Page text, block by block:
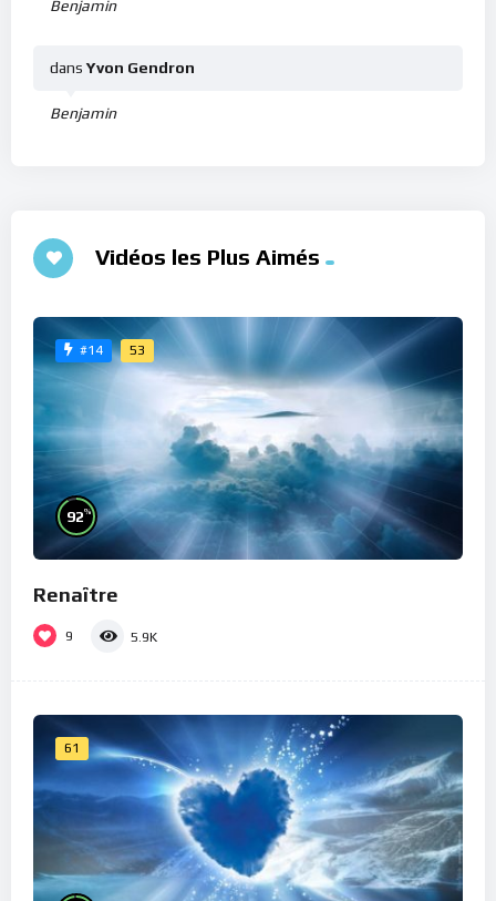
Benjamin
Benjamin
dans Yvon Gendron
Vidéos les Plus Aimés
#14 53
92%
Renaître
9 5.9K
61